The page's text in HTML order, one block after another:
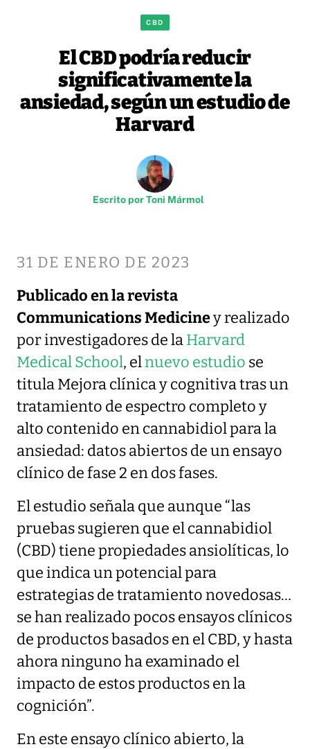
CBD
El CBD podría reducir
significativamente la
ansiedad, según un estudio de
Harvard
Escrito porToni Mármol
31 DE ENERO DE 2023
Publicado en la revista
Communications Mediciney realizado
por investigadores de laHarvard
Medical School, elnuevo estudio se
titula Mejora clínica y cognitiva tras un
tratamiento de espectro completo y
alto contenido en cannabidiol para la
ansiedad: datos abiertos de un ensayo
clínico de fase 2 en dos fases.
El estudio señala que aunque “las
pruebas sugieren que el cannabidiol
(CBD) tiene propiedades ansiolíticas, lo
que indica un potencial para
estrategias de tratamiento novedosas…
se han realizado pocos ensayos clínicos
de productos basados en el CBD, y hasta
ahora ninguno ha examinado el
impacto de estos productos en la
cognición”.
En este ensayo clínico abierto, la